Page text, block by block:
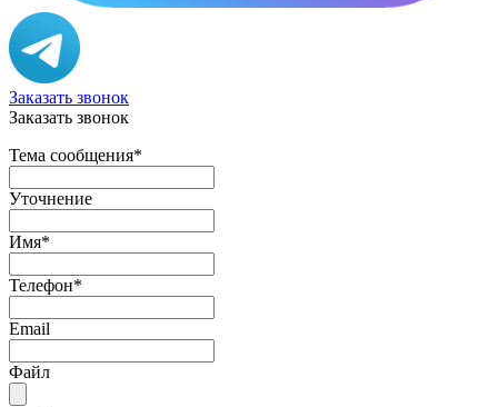
Заказать звонок
Заказать звонок
Тема сообщения*
Уточнение
Имя*
Телефон*
Email
Файл